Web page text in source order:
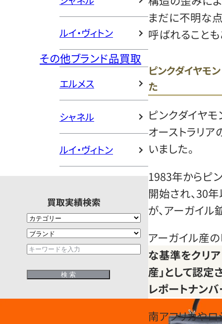
ルイ・ヴィトン
その他ブランド品買取
エルメス
シャネル
ルイ・ヴィトン
買取実績検索
まだに不明な
呼ばれることも
ピンクダイヤモ
た
ピンクダイヤ
オーストラリ
いました。
1983年からピ
開始され、30
が、アーガイ
アーガイル産の
な基準をクリ
産」として認定
レポートナン
南アフリカや